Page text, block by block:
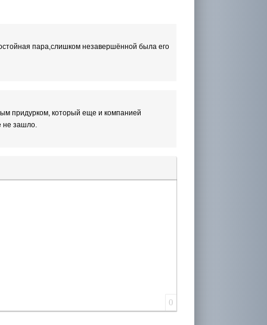
пара,слишком незавершённой была его
придурком, который еще и компанией
не зашло.
0